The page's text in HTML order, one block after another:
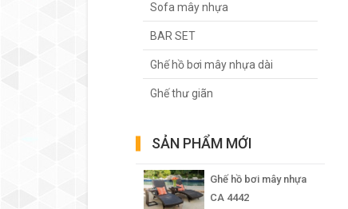
Sofa mây nhựa
BAR SET
Ghế hồ bơi mây nhựa dài
Ghế thư giãn
SẢN PHẨM MỚI
Ghế hồ bơi mây nhựa
CA 4442